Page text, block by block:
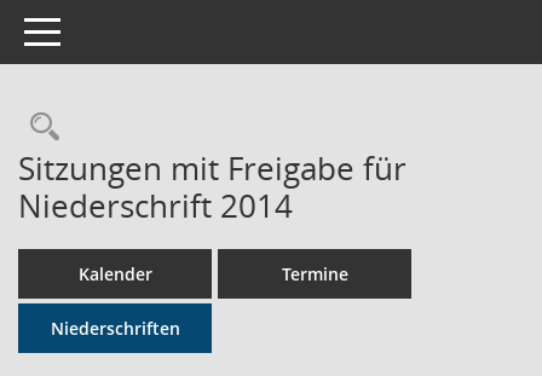
Toggle navigation
Rechercheauswahl
Sitzungen mit Freigabe für
Niederschrift 2014
Kalender Termine
Niederschriften